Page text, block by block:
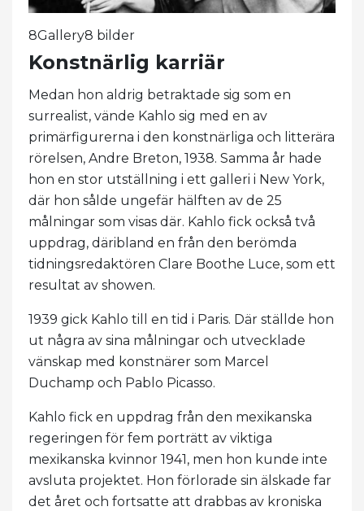
8Gallery8 bilder
Konstnärlig karriär
Medan hon aldrig betraktade sig som en
surrealist, vände Kahlo sig med en av
primärfigurerna i den konstnärliga och litterära
rörelsen, Andre Breton, 1938. Samma år hade
hon en stor utställning i ett galleri i New York,
där hon sålde ungefär hälften av de 25
målningar som visas där. Kahlo fick också två
uppdrag, däribland en från den berömda
tidningsredaktören Clare Boothe Luce, som ett
resultat av showen.
1939 gick Kahlo till en tid i Paris. Där ställde hon
ut några av sina målningar och utvecklade
vänskap med konstnärer som Marcel
Duchamp och Pablo Picasso.
Kahlo fick en uppdrag från den mexikanska
regeringen för fem porträtt av viktiga
mexikanska kvinnor 1941, men hon kunde inte
avsluta projektet. Hon förlorade sin älskade far
det året och fortsatte att drabbas av kroniska